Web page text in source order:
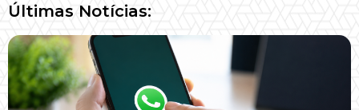
Últimas Notícias: